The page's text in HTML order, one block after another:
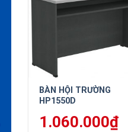
BÀN HỘI TRƯỜNG
HP1550D
1.060.000₫